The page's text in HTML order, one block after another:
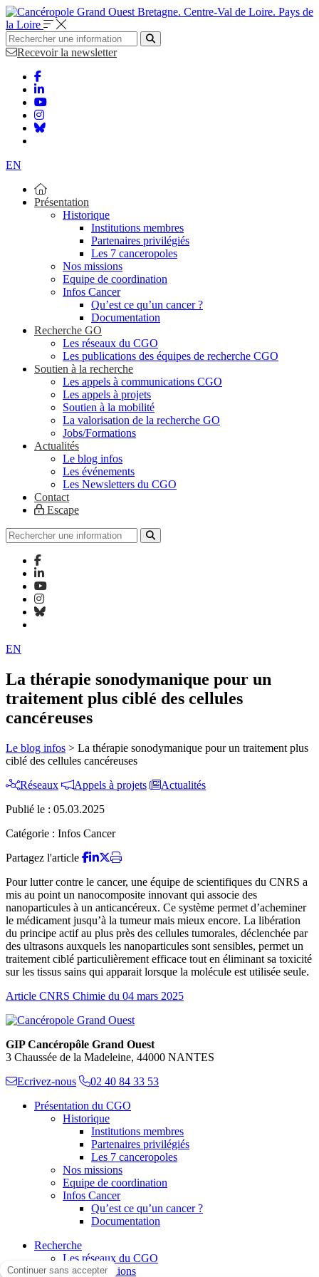
Bretagne. Centre-Val de Loire. Pays de
la Loire
Recevoir la newsletter
EN
Présentation
Historique
Institutions membres
Partenaires privilégiés
Les 7 canceropoles
Nos missions
Equipe de coordination
Infos Cancer
Qu’est ce qu’un cancer ?
Documentation
Recherche GO
Les réseaux du CGO
Les publications des équipes de recherche CGO
Soutien à la recherche
Les appels à communications CGO
Les appels à projets
Soutien à la mobilité
La valorisation de la recherche GO
Jobs/Formations
Actualités
Le blog infos
Les événements
Les Newsletters du CGO
Contact
Escape
EN
La thérapie sonodymanique pour un
traitement plus ciblé des cellules
cancéreuses
Le blog infos > La thérapie sonodymanique pour un traitement plus
ciblé des cellules cancéreuses
Réseaux
Appels à projets
Actualités
Publié le : 05.03.2025
Catégorie : Infos Cancer
Partagez l'article
Pour lutter contre le cancer, une équipe de scientifiques du CNRS a
mis au point un nanocomposite innovant qui associe des
nanoparticules à un anticancéreux. Ce système permet d’acheminer
le médicament jusqu’à la tumeur mais mieux encore. La libération
du principe actif au plus près des cellules tumorales, déclenchée par
des ultrasons auxquels les nanoparticules sont sensibles, permet un
traitement ciblé particulièrement efficace tout en éliminant sa toxicité
sur les tissus sains qui apparait lorsque la molécule est utilisée seule.
Article CNRS Chimie du 04 mars 2025
GIP Cancéropôle Grand Ouest
3 Chaussée de la Madeleine, 44000 NANTES
Ecrivez-nous
02 40 84 33 53
Présentation du CGO
Historique
Institutions membres
Partenaires privilégiés
Les 7 canceropoles
Nos missions
Equipe de coordination
Infos Cancer
Qu’est ce qu’un cancer ?
Documentation
Recherche
Les réseaux du CGO
Les publications